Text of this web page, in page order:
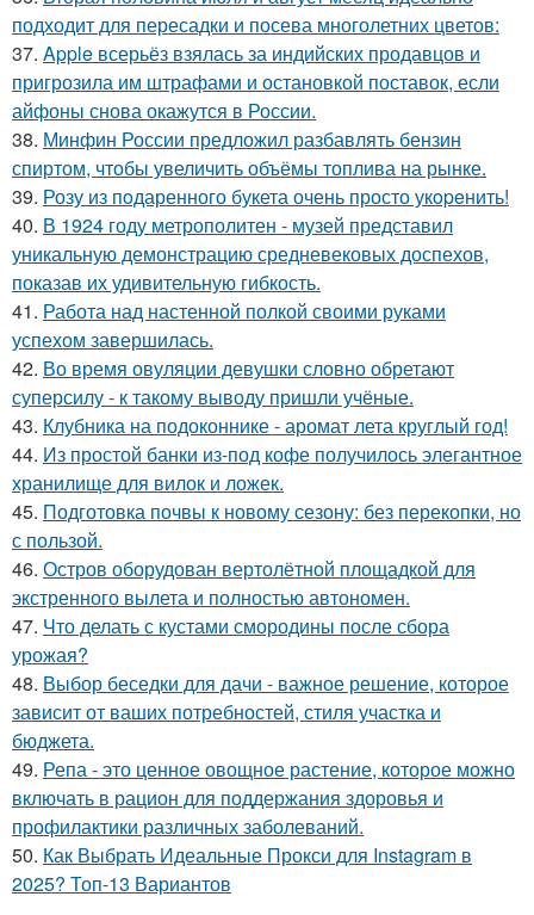
подходит для пересадки и посева многолетних цветов:
37. Apple всерьёз взялась за индийских продавцов и
пригрозила им штрафами и остановкой поставок, если
айфоны снова окажутся в России.
38. Минфин России предложил разбавлять бензин
спиртом, чтобы увеличить объёмы топлива на рынке.
39. Розу из пoдаренного букета очень просто укopeнить!
40. В 1924 году метрополитен - музей представил
уникальную демонстрацию средневековых доспехов,
показав их удивительную гибкость.
41. Работа над настенной полкой своими руками
успехом завершилась.
42. Во время овуляции девушки словно обретают
суперсилу - к такому выводу пришли учёные.
43. Клубника на подоконнике - аромат лета круглый год!
44. Из простой банки из-под кофе получилось элегантное
хранилище для вилок и ложек.
45. Подготовка почвы к новому сезону: без перекопки, но
с пользой.
46. Остров оборудован вертолётной площадкой для
экстренного вылета и полностью автономен.
47. Что делать с кустами смородины после сбора
урожая?
48. Выбор беседки для дачи - важное решение, которое
зависит от ваших потребностей, стиля участка и
бюджета.
49. Репа - это ценное овощное растение, которое можно
включать в рацион для поддержания здоровья и
профилактики различных заболеваний.
50. Как Выбрать Идеальные Прокси для Instagram в
2025? Топ-13 Вариантов